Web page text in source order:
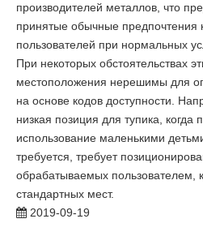
производителей металлов, что
принятые обычные предпочтения
пользователей при нормальных
При некоторых обстоятельствах
местоположения нерешимы для
на основе кодов доступности.
низкая позиция для тупика, когда
использование маленькими
требуется, требует
обрабатываемых пользователем,
стандартных мест.
2019-09-19